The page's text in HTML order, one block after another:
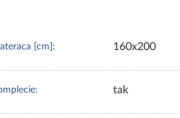
[cm]: 160x200
tak